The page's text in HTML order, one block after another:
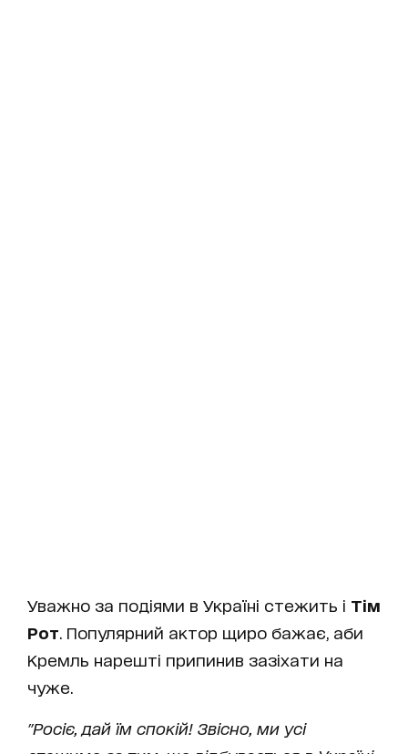
Уважно за подіями в Україні стежить і Тім
Рот . Популярний актор щиро бажає, аби
Кремль нарешті припинив зазіхати на
чуже.
"Росіє, дай їм спокій! Звісно, ми усі